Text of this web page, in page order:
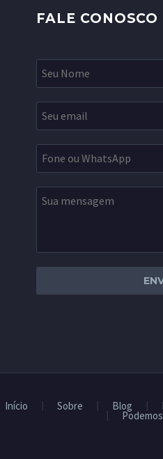
FALE CONOSCO
Início Sobre Blog